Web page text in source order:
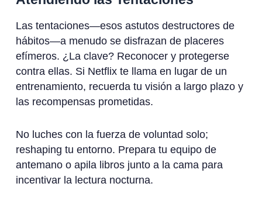
Las tentaciones—esos astutos destructores de
hábitos—a menudo se disfrazan de placeres
efímeros. ¿La clave? Reconocer y protegerse
contra ellas. Si Netflix te llama en lugar de un
entrenamiento, recuerda tu visión a largo plazo y
las recompensas prometidas.
No luches con la fuerza de voluntad solo;
reshaping tu entorno. Prepara tu equipo de
antemano o apila libros junto a la cama para
incentivar la lectura nocturna.